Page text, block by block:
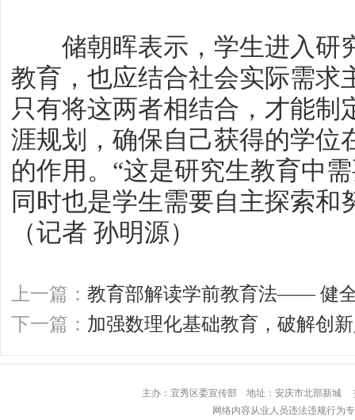
储朝晖表示，学生进入研
教育，也应结合社会实际需求
只有将这两者相结合，才能制
涯规划，确保自己获得的学位
的作用。“这是研究生教育中
同时也是学生需要自主探索和
（记者 孙明源）
上一篇： 教育部解读学前教育法—— 健
下一篇： 加强数理化基础教育，破解创
主办：宜秀区委宣传部 地址：安庆市北
网络内容从业人员违法违规行